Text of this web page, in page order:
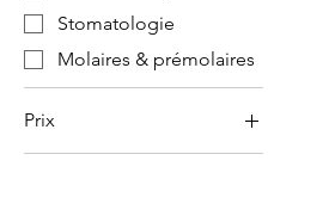
Stomatologie
Molaires & prémolaires
Prix